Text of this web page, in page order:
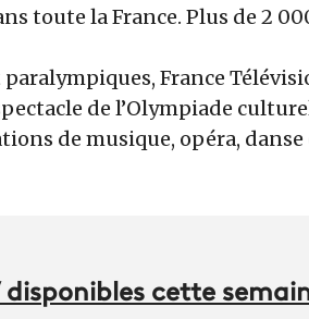
toute la France. Plus de 2
France
de l’Olympiade
de musique, opéra,
disponibles cette